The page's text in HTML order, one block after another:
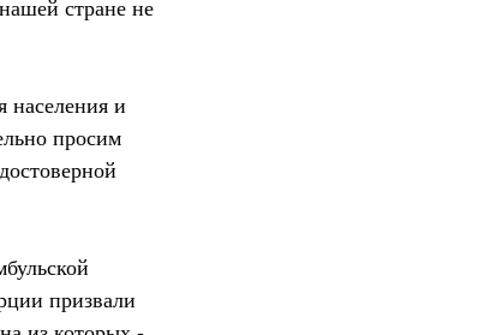
стране не
населения и
просим
призвали